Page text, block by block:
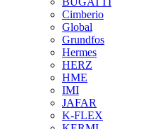
Cimberio
Global
Grundfos
Hermes
HERZ
HME
IMI
JAFAR
K-FLEX